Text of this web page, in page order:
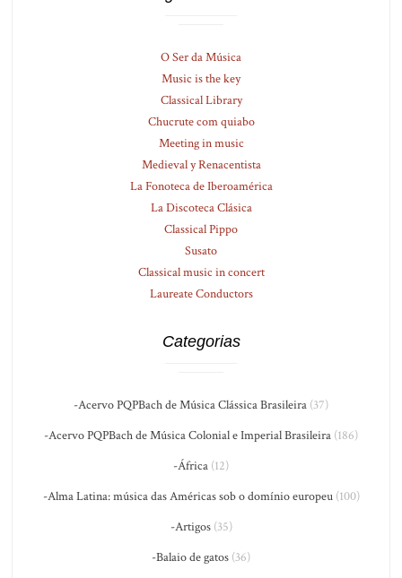
O Ser da Música
Music is the key
Classical Library
Chucrute com quiabo
Meeting in music
Medieval y Renacentista
La Fonoteca de Iberoamérica
La Discoteca Clásica
Classical Pippo
Susato
Classical music in concert
Laureate Conductors
Categorias
-Acervo PQPBach de Música Clássica Brasileira (37)
-Acervo PQPBach de Música Colonial e Imperial Brasileira (186)
-África (12)
-Alma Latina: música das Américas sob o domínio europeu(100)
-Artigos(35)
-Balaio de gatos (36)